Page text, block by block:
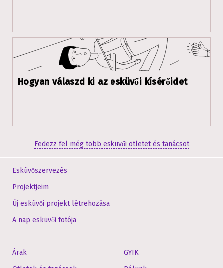
Hogyan válaszd ki az esküvői kísérőidet
Fedezz fel még több esküvői ötletet és tanácsot
Esküvőszervezés
Projektjeim
Új esküvői projekt létrehozása
A nap esküvői fotója
Árak
GYIK